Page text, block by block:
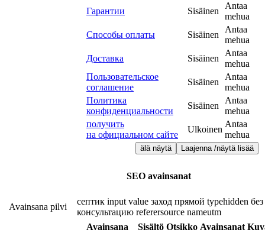
Гарантии
Sisäinen
Antaa
mehua
Способы оплаты
Sisäinen
Antaa
mehua
Доставка
Sisäinen
Antaa
mehua
Пользовательское
соглашение
Sisäinen
Antaa
mehua
Политика
конфиденциальности
Sisäinen
Antaa
mehua
получить
на официальном сайте
Ulkoinen
Antaa
mehua
Laajenna /näytä lisää
älä näytä
SEO avainsanat
Avainsana pilvi
септик input value заход прямой typehidden без
консультацию referersource nameutm
Avainsana Sisältö Otsikko Avainsanat